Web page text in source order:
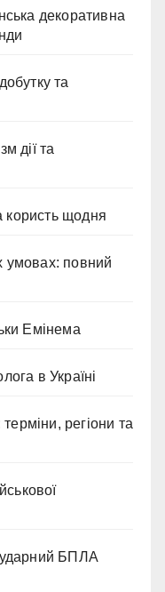
декоративна
та
дії та
користь щодня
умовах: повний
Емінема
в Україні
терміни, регіони та
ударний БПЛА